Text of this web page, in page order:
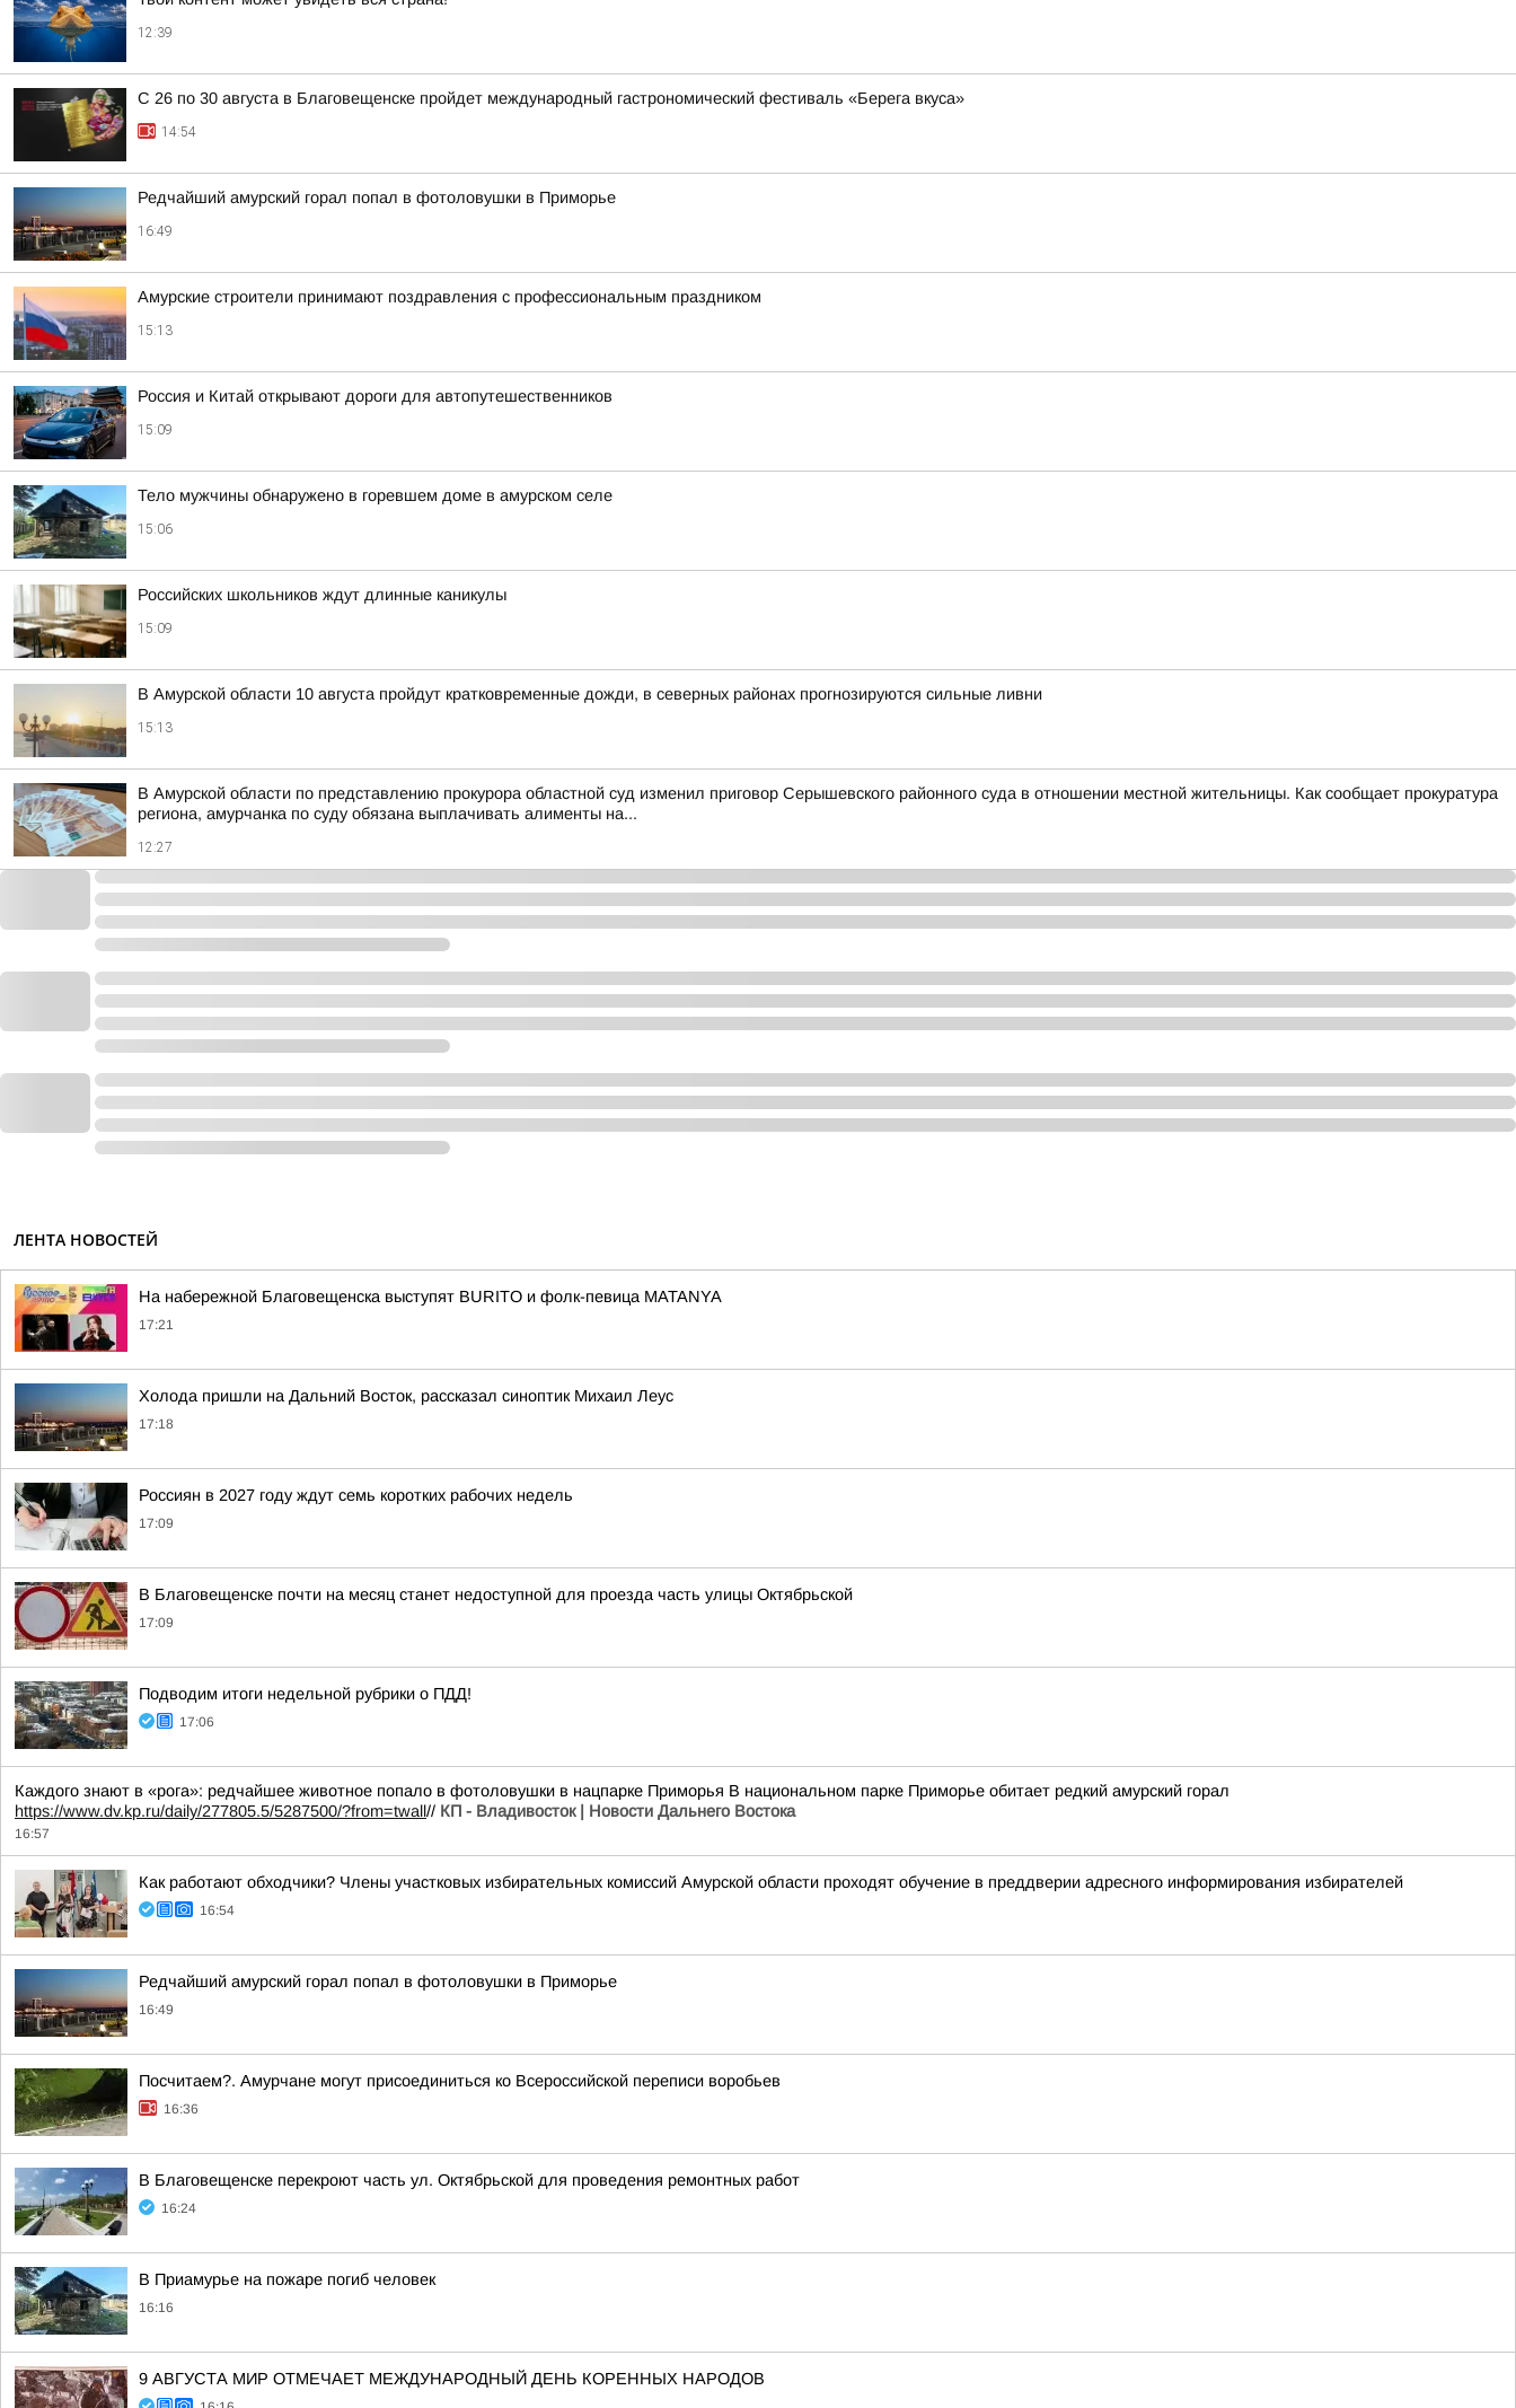
12:39
С 26 по 30 августа в Благовещенске пройдет международный гастрономический фестиваль «Берега вкуса»
14:54
Редчайший амурский горал попал в фотоловушки в Приморье
16:49
Амурские строители принимают поздравления с профессиональным праздником
15:13
Россия и Китай открывают дороги для автопутешественников
15:09
Тело мужчины обнаружено в горевшем доме в амурском селе
15:06
Российских школьников ждут длинные каникулы
15:09
В Амурской области 10 августа пройдут кратковременные дожди, в северных районах прогнозируются сильные ливни
15:13
В Амурской области по представлению прокурора областной суд изменил приговор Серышевского районного суда в отношении местной жительницы. Как сообщает прокуратура
региона, амурчанка по суду обязана выплачивать алименты на...
12:27
ЛЕНТА НОВОСТЕЙ
На набережной Благовещенска выступят BURITO и фолк-певица MATANYA
17:21
Холода пришли на Дальний Восток, рассказал синоптик Михаил Леус
17:18
Россиян в 2027 году ждут семь коротких рабочих недель
17:09
В Благовещенске почти на месяц станет недоступной для проезда часть улицы Октябрьской
17:09
Подводим итоги недельной рубрики о ПДД!
17:06
Каждого знают в «рога»: редчайшее животное попало в фотоловушки в нацпарке Приморья В национальном парке Приморье обитает редкий амурский горал
https://www.dv.kp.ru/daily/277805.5/5287500/?from=twall// КП - Владивосток | Новости Дальнего Востока
16:57
Как работают обходчики? Члены участковых избирательных комиссий Амурской области проходят обучение в преддверии адресного информирования избирателей
16:54
Редчайший амурский горал попал в фотоловушки в Приморье
16:49
Посчитаем?. Амурчане могут присоединиться ко Всероссийской переписи воробьев
16:36
В Благовещенске перекроют часть ул. Октябрьской для проведения ремонтных работ
16:24
В Приамурье на пожаре погиб человек
16:16
9 АВГУСТА МИР ОТМЕЧАЕТ МЕЖДУНАРОДНЫЙ ДЕНЬ КОРЕННЫХ НАРОДОВ